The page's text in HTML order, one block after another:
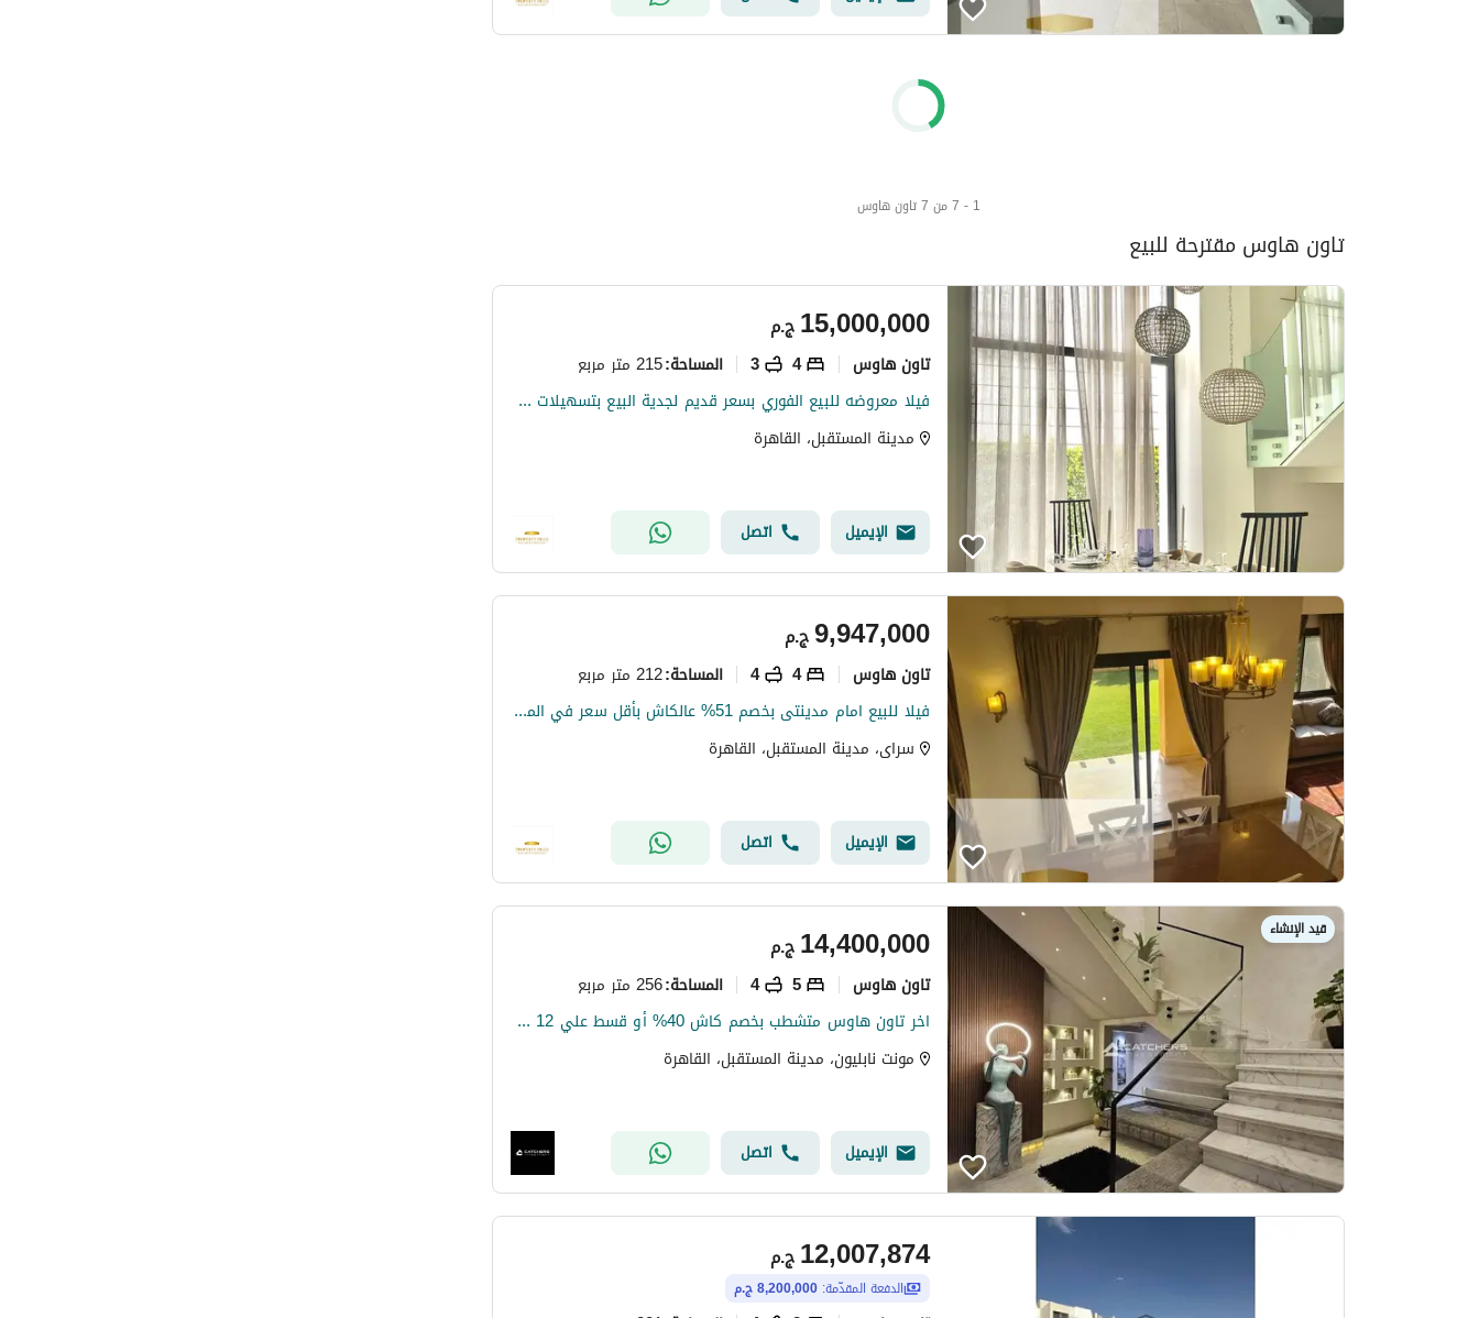
1 - 7 من 7 تاون هاوس
تاون هاوس مقترحة للبيع
ج.م15,000,000
تاون هاوس 4
3 المساحة:215 متر مربع
فيلا معروضه للبيع الفوري بسعر قديم لجدية البيع بتسهيلات مريحه جدا في السداد امام مدينتي المستقبل سيتي
مدينة المستقبل، القاهرة
الإيميل اتصل
ج.م9,947,000
تاون هاوس 4
4 المساحة:212 متر مربع
فيلا للبيع امام مدينتى بخصم 51% عالكاش بأقل سعر في الماركت من سنتين
سراى، مدينة المستقبل، القاهرة
الإيميل اتصل
قيد الإنشاء
ج.م14,400,000
تاون هاوس 5
4 المساحة:256 متر مربع
اخر تاون هاوس متشطب بخصم كاش 40% أو قسط علي 12 سنة قلب المستقبل سيتي
مونت نابليون، مدينة المستقبل، القاهرة
الإيميل اتصل
ج.م12,007,874
الدفعة المقدّمة: 8,200,000 ج.م